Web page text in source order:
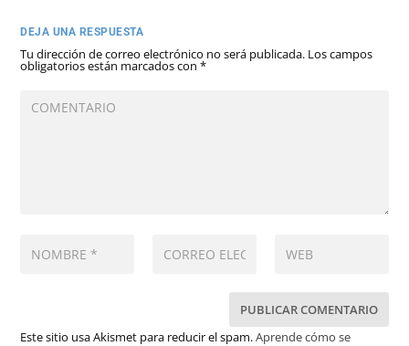
DEJA UNA RESPUESTA
Tu dirección de correo electrónico no será publicada. Los campos
obligatorios están marcados con*
Este sitio usa Akismet para reducir el spam.Aprende cómo se